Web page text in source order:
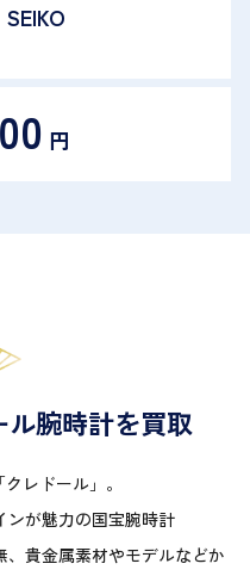
円
腕時計を買取
レドール」。
ンが魅力の国宝腕時計
貴金属素材やモデルなどか